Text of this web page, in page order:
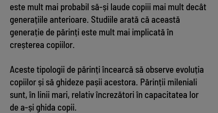
este mult mai probabil să-și laude copiii mai mult decât
generațiile anterioare. Studiile arată că această
generație de părinți este mult mai implicată în
creșterea copiilor.
Aceste tipologii de părinți încearcă să observe evoluția
copiilor și să ghideze pașii acestora. Părinții mileniali
sunt, în linii mari, relativ încrezători în capacitatea lor
de a-și ghida copii.